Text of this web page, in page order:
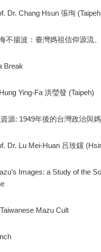
Dr. Chang Hsun 張珣
不揚波：臺灣媽祖信仰源流
Break
Ying-Fa 洪瑩發 (Taipeh)
源: 1949年後的台灣政治與
Dr. Lu Mei-Huan 吕玫鍰
Images: a Study of the
Mazu Cult